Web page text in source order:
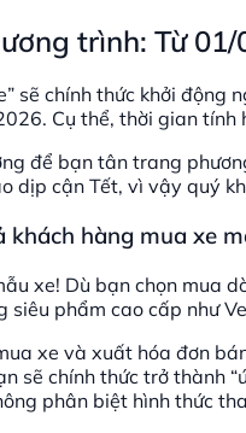
trình: Từ
sẽ chính thức khởi
Cụ thể, thời gian
để bạn tân trang
dịp cận Tết, vì vậy quý
hàng mua xe
xe! Dù bạn chọn mua
siêu phẩm cao cấp như
xe và xuất hóa đơn
sẽ chính thức trở thành
phân biệt hình thức